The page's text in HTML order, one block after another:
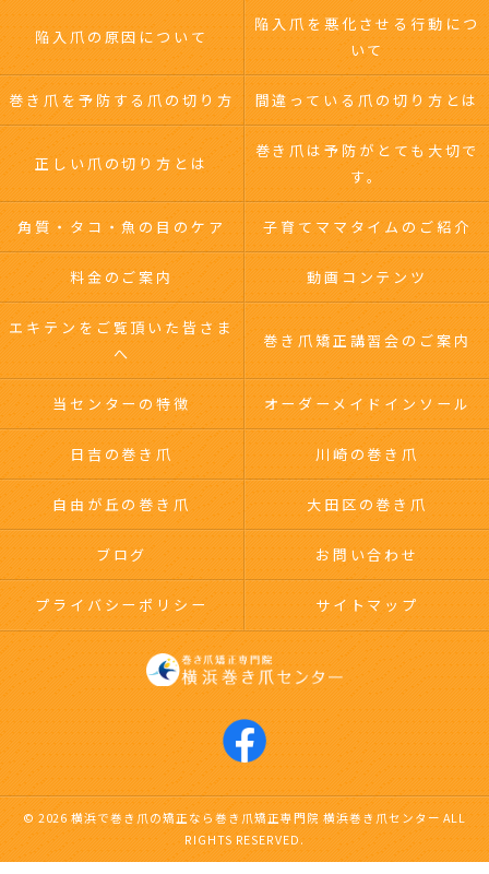
陥入爪の原因について
陥入爪を悪化させる行動につ
いて
巻き爪を予防する爪の切り方 間違っている爪の切り方とは
正しい爪の切り方とは
巻き爪は予防がとても大切で
す。
角質・タコ・魚の目のケア 子育てママタイムのご紹介
料金のご案内 動画コンテンツ
エキテンをご覧頂いた皆さま
へ
巻き爪矯正講習会のご案内
当センターの特徴 オーダーメイドインソール
日吉の巻き爪 川崎の巻き爪
自由が丘の巻き爪 大田区の巻き爪
ブログ お問い合わせ
プライバシーポリシー サイトマップ
© 2026 横浜で巻き爪の矯正なら巻き爪矯正専門院 横浜巻き爪センター ALL
RIGHTS RESERVED.